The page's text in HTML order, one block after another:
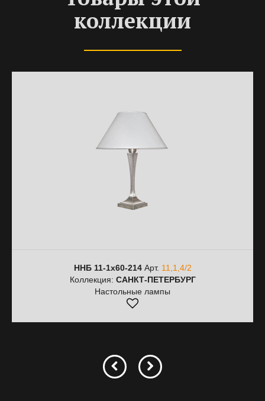
коллекции
ННБ 11-1х60-214Арт. 11,1,4/2
Коллекция: САНКТ-ПЕТЕРБУРГ
Настольные лампы